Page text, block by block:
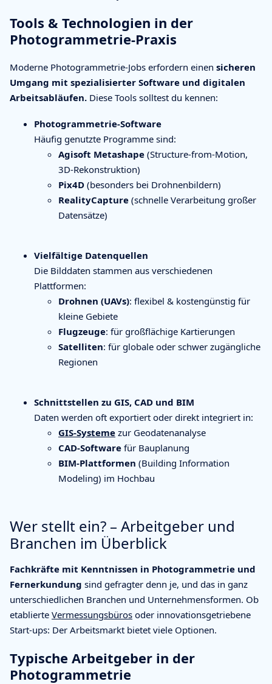
Tools & Technologien in der
Photogrammetrie-Praxis
Moderne Photogrammetrie-Jobs erfordern einen sicheren
Umgang mit spezialisierter Software und digitalen
Arbeitsabläufen. Diese Tools solltest du kennen:
Photogrammetrie-Software
Häufig genutzte Programme sind:
Agisoft Metashape (Structure-from-Motion,
3D-Rekonstruktion)
Pix4D (besonders bei Drohnenbildern)
RealityCapture (schnelle Verarbeitung großer
Datensätze)
Vielfältige Datenquellen
Die Bilddaten stammen aus verschiedenen
Plattformen:
Drohnen (UAVs): flexibel & kostengünstig für
kleine Gebiete
Flugzeuge: für großflächige Kartierungen
Satelliten: für globale oder schwer zugängliche
Regionen
Schnittstellen zu GIS, CAD und BIM
Daten werden oft exportiert oder direkt integriert in:
GIS-Systeme zur Geodatenanalyse
CAD-Software für Bauplanung
BIM-Plattformen (Building Information
Modeling) im Hochbau
Wer stellt ein? – Arbeitgeber und
Branchen im Überblick
Fachkräfte mit Kenntnissen in Photogrammetrie und
Fernerkundung sind gefragter denn je, und das in ganz
unterschiedlichen Branchen und Unternehmensformen. Ob
etablierte Vermessungsbüros oder innovationsgetriebene
Start-ups: Der Arbeitsmarkt bietet viele Optionen.
Typische Arbeitgeber in der
Photogrammetrie